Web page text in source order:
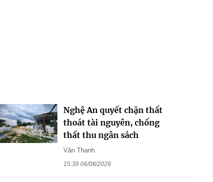
Nghệ An quyết chặn thất
thoát tài nguyên, chống
thất thu ngân sách
Văn Thanh
15:39 06/08/2026